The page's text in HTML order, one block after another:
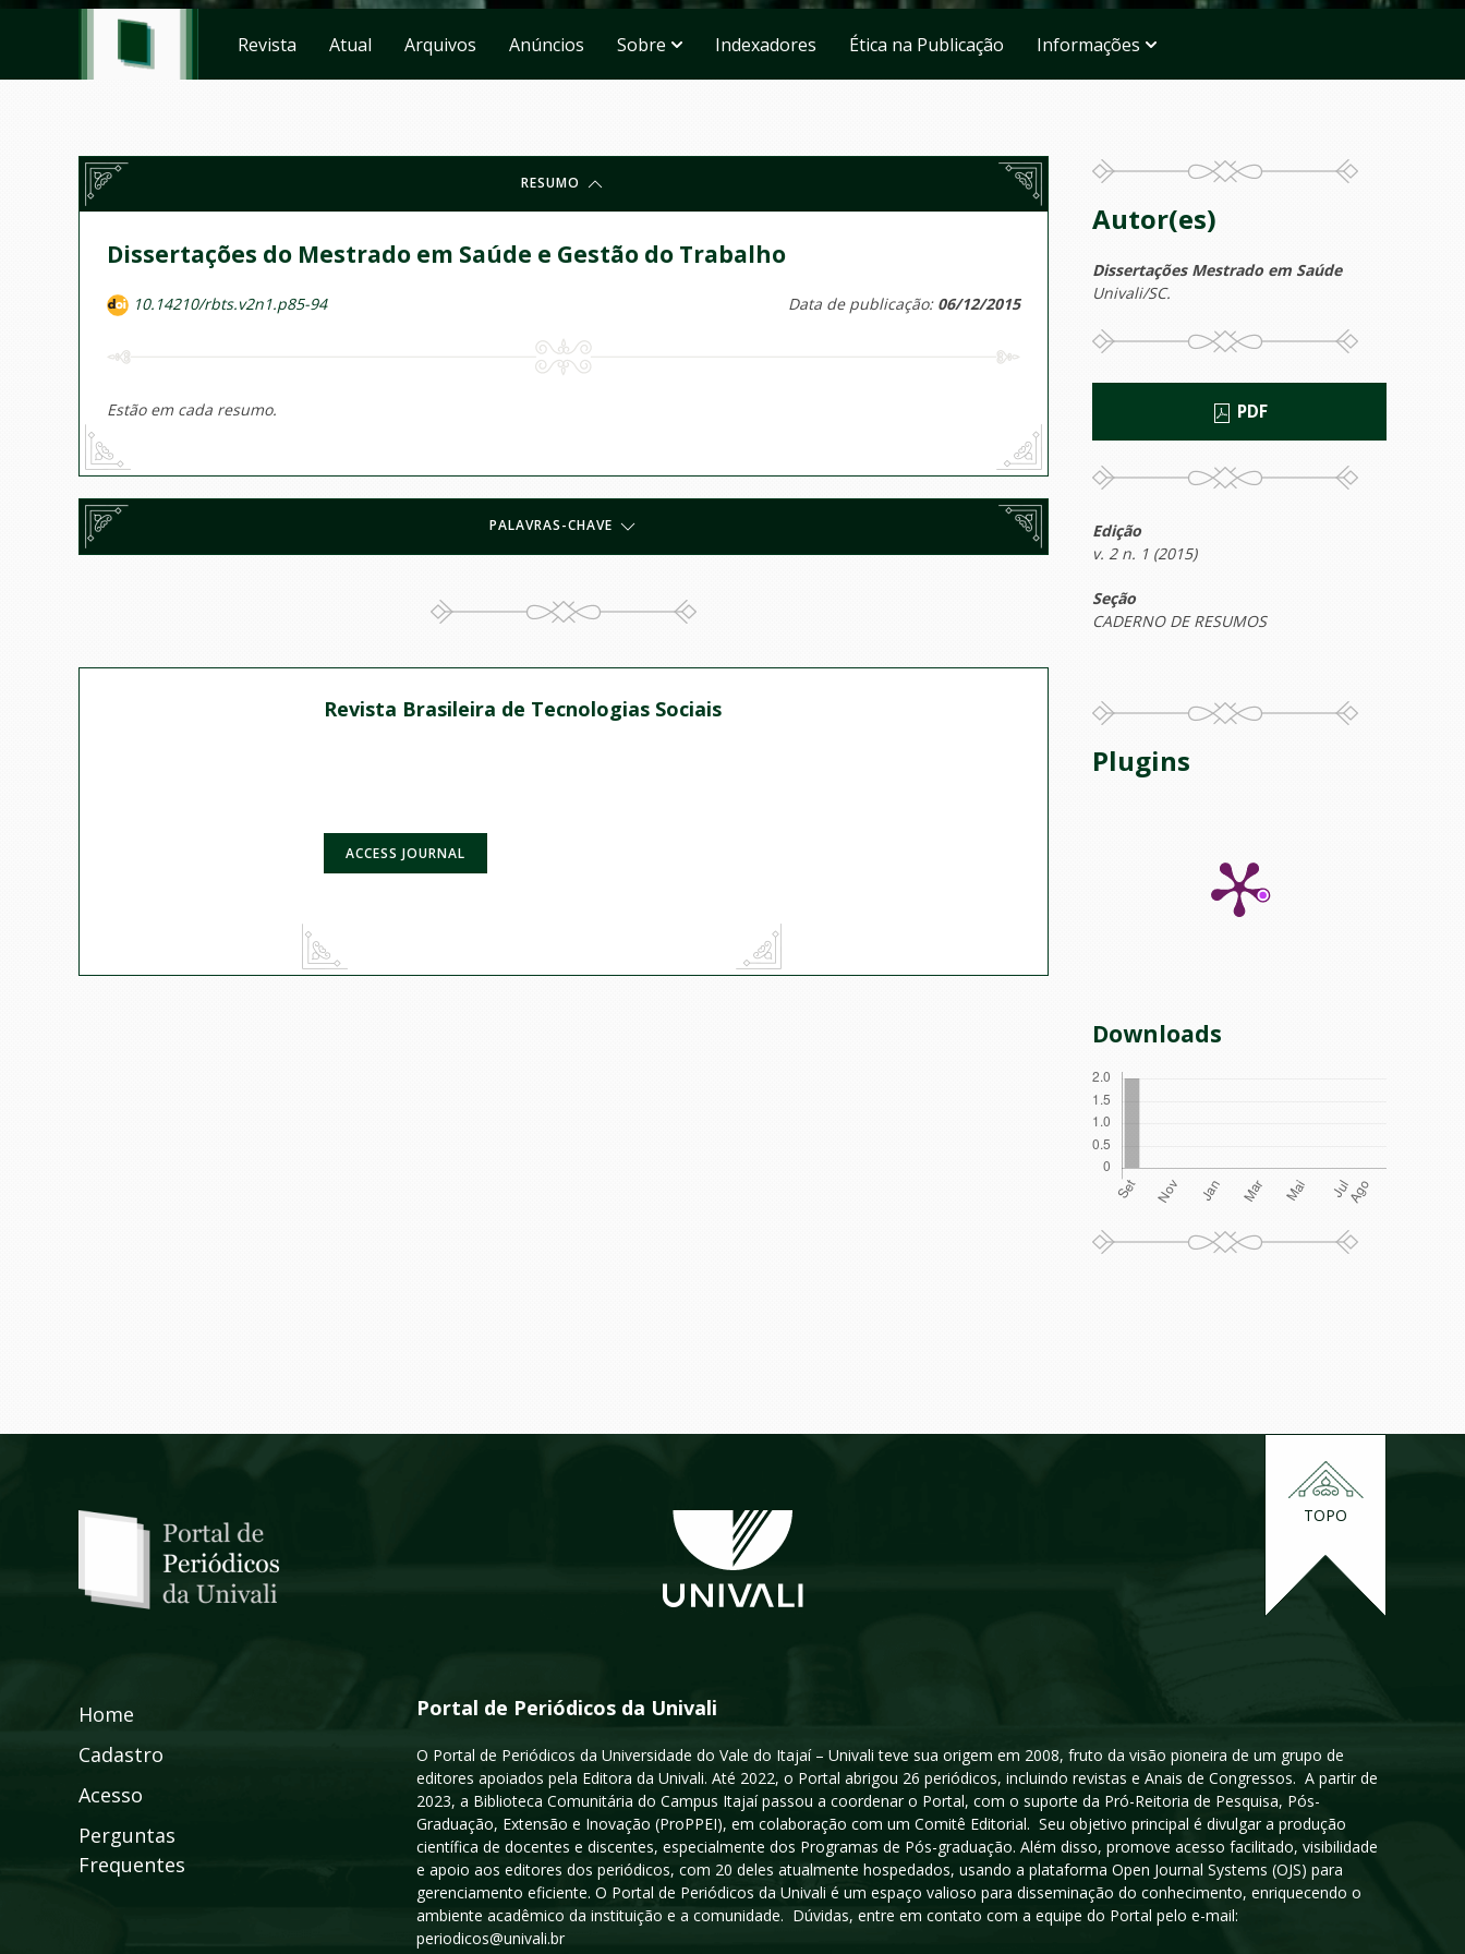
Revista Atual Arquivos Anúncios Sobre Indexadores Ética na Publicação Informações
RESUMO
Dissertações do Mestrado em Saúde e Gestão do Trabalho
10.14210/rbts.v2n1.p85-94 Data de publicação: 06/12/2015
Estão em cada resumo.
PALAVRAS-CHAVE
Revista Brasileira de Tecnologias Sociais
ACCESS JOURNAL
Autor(es)
Dissertações Mestrado em Saúde
Univali/SC.
PDF
Edição
v. 2 n. 1 (2015)
Seção
CADERNO DE RESUMOS
Plugins
Downloads
TOPO
Home
Cadastro
Acesso
Perguntas
Frequentes
Portal de Periódicos da Univali
O Portal de Periódicos da Universidade do Vale do Itajaí – Univali teve sua origem em 2008, fruto da visão pioneira de um grupo de
editores apoiados pela Editora da Univali. Até 2022, o Portal abrigou 26 periódicos, incluindo revistas e Anais de Congressos. A partir de
2023, a Biblioteca Comunitária do Campus Itajaí passou a coordenar o Portal, com o suporte da Pró-Reitoria de Pesquisa, Pós-
Graduação, Extensão e Inovação (ProPPEI), em colaboração com um Comitê Editorial. Seu objetivo principal é divulgar a produção
científica de docentes e discentes, especialmente dos Programas de Pós-graduação. Além disso, promove acesso facilitado, visibilidade
e apoio aos editores dos periódicos, com 20 deles atualmente hospedados, usando a plataforma Open Journal Systems (OJS) para
gerenciamento eficiente. O Portal de Periódicos da Univali é um espaço valioso para disseminação do conhecimento, enriquecendo o
ambiente acadêmico da instituição e a comunidade. Dúvidas, entre em contato com a equipe do Portal pelo e-mail:
periodicos@univali.br